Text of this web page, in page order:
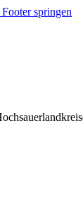
springen